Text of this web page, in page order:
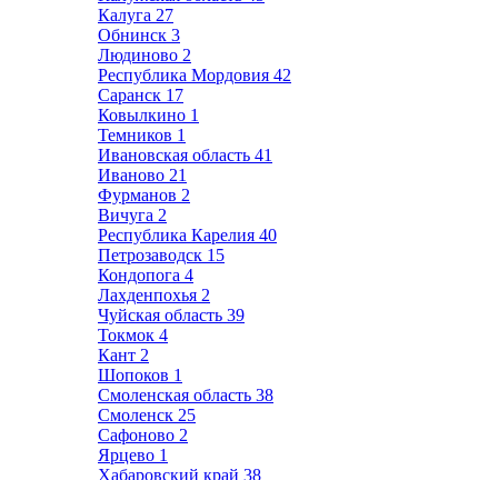
Калуга 27
Обнинск 3
Людиново 2
Республика Мордовия 42
Саранск 17
Ковылкино 1
Темников 1
Ивановская область 41
Иваново 21
Фурманов 2
Вичуга 2
Республика Карелия 40
Петрозаводск 15
Кондопога 4
Лахденпохья 2
Чуйская область 39
Токмок 4
Кант 2
Шопоков 1
Смоленская область 38
Смоленск 25
Сафоново 2
Ярцево 1
Хабаровский край 38